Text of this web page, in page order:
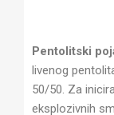
Pentolitski
livenog
50/50. Za
eksplozivnih